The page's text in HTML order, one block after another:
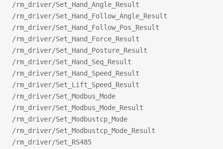
/rm_driver/Set_Hand_Angle_Result
/rm_driver/Set_Hand_Follow_Angle_Result
/rm_driver/Set_Hand_Follow_Pos_Result
/rm_driver/Set_Hand_Force_Result
/rm_driver/Set_Hand_Posture_Result
/rm_driver/Set_Hand_Seq_Result
/rm_driver/Set_Hand_Speed_Result
/rm_driver/Set_Lift_Speed_Result
/rm_driver/Set_Modbus_Mode
/rm_driver/Set_Modbus_Mode_Result
/rm_driver/Set_Modbustcp_Mode
/rm_driver/Set_Modbustcp_Mode_Result
/rm_driver/Set_RS485